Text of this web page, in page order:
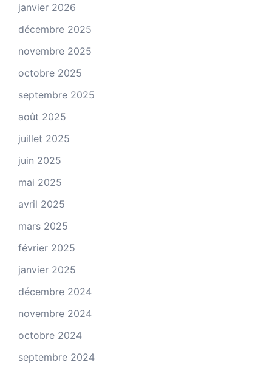
janvier 2026
décembre 2025
novembre 2025
octobre 2025
septembre 2025
août 2025
juillet 2025
juin 2025
mai 2025
avril 2025
mars 2025
février 2025
janvier 2025
décembre 2024
novembre 2024
octobre 2024
septembre 2024